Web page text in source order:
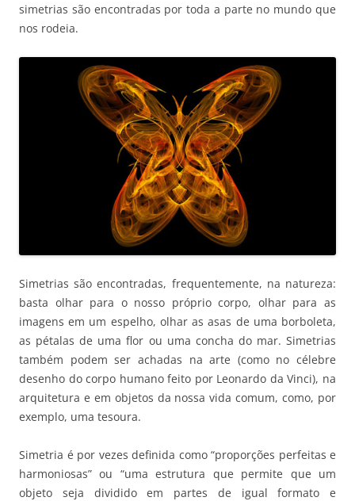
simetrias são encontradas por toda a parte no mundo que
nos rodeia.
Simetrias são encontradas, frequentemente, na natureza:
basta olhar para o nosso próprio corpo, olhar para as
imagens em um espelho, olhar as asas de uma borboleta,
as pétalas de uma flor ou uma concha do mar. Simetrias
também podem ser achadas na arte (como no célebre
desenho do corpo humano feito por Leonardo da Vinci), na
arquitetura e em objetos da nossa vida comum, como, por
exemplo, uma tesoura.
Simetria é por vezes definida como “proporções perfeitas e
harmoniosas” ou “uma estrutura que permite que um
objeto seja dividido em partes de igual formato e